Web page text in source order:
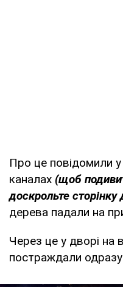
Про це повідомили
каналах (щоб
доскрольте сторінку
дерева падали на
Через це у дворі на
постраждали